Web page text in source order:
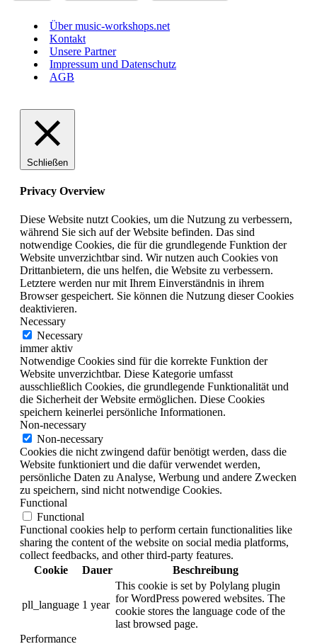
Über music-workshops.net
Kontakt
Unsere Partner
Impressum und Datenschutz
AGB
Schließen
Privacy Overview
Diese Website nutzt Cookies, um die Nutzung zu verbessern,
während Sie sich auf der Website befinden. Das sind
notwendige Cookies, die für die grundlegende Funktion der
Website unverzichtbar sind. Wir nutzen auch Cookies von
Drittanbietern, die uns helfen, die Website zu verbessern.
Letztere werden nur mit Ihrem Einverständnis in ihrem
Browser gespeichert. Sie können die Nutzung dieser Cookies
deaktivieren.
Necessary
Necessary
immer aktiv
Notwendige Cookies sind für die korrekte Funktion der
Website unverzichtbar. Diese Kategorie umfasst
ausschließlich Cookies, die grundlegende Funktionalität und
die Sicherheit der Website ermöglichen. Diese Cookies
speichern keinerlei persönliche Informationen.
Non-necessary
Non-necessary
Cookies die nicht zwingend dafür benötigt werden, dass die
Website funktioniert und die dafür verwendet werden,
persönliche Daten zu Analyse, Werbung und andere Zwecken
zu speichern, sind nicht notwendige Cookies.
Functional
Functional
Functional cookies help to perform certain functionalities like
sharing the content of the website on social media platforms,
collect feedbacks, and other third-party features.
Cookie
Dauer Beschreibung
pll_language 1 year
This cookie is set by Polylang plugin
for WordPress powered websites. The
cookie stores the language code of the
last browsed page.
Performance